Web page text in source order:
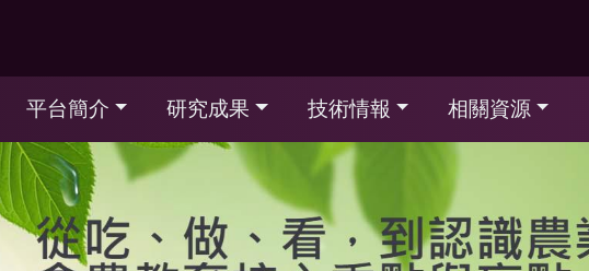
平台簡介 研究成果 技術情報 相關資源